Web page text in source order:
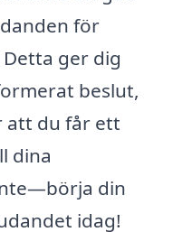
för
Detta ger dig
beslut,
att du får ett
dina
din
idag!